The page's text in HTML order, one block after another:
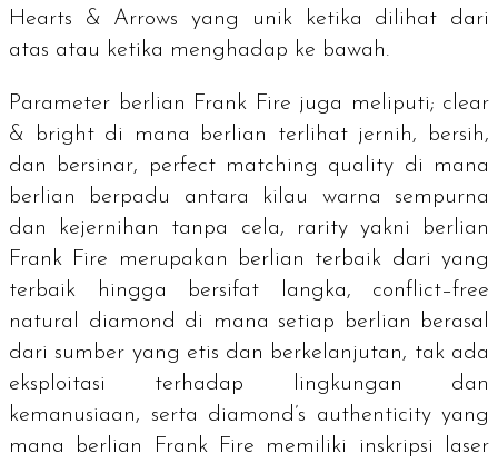
Hearts & Arrowsyang unik ketika dilihat dari
atas atau ketika menghadap ke bawah.
Parameter berlian Frank Fire juga meliputi; clear
& bright di mana berlian terlihat jernih, bersih,
dan bersinar,
perfect matching quality di mana
berlian berpadu antara kilau warna sempurna
dan kejernihan tanpa cela,
rarity yakni berlian
Frank Fire merupakan berlian terbaik dari yang
terbaik hingga bersifat langka, conflict–free
natural diamond di mana setiap berlian berasal
dari sumber yang etis dan berkelanjutan, tak ada
eksploitasi terhadap lingkungan dan
kemanusiaan, serta diamond’s authenticity yang
mana berlian Frank Fire memiliki inskripsi laser